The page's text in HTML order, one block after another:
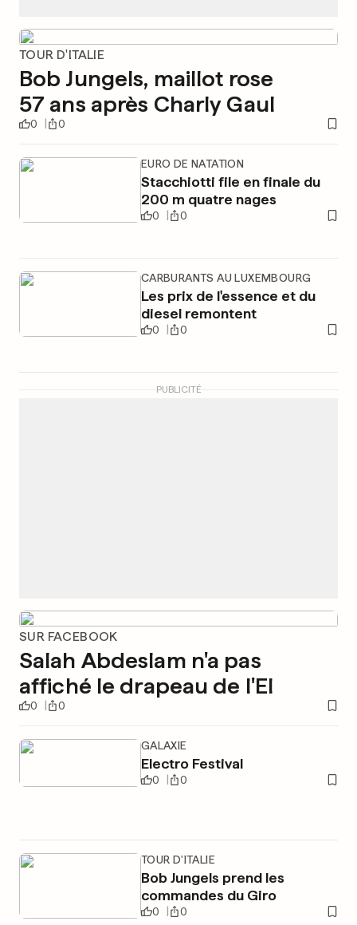
TOUR D'ITALIE
Bob Jungels, maillot rose
57 ans après Charly Gaul
0 0
EURO DE NATATION
Stacchiotti file en finale du
200 m quatre nages
0 0
CARBURANTS AU LUXEMBOURG
Les prix de l'essence et du
diesel remontent
0 0
PUBLICITÉ
SUR FACEBOOK
Salah Abdeslam n'a pas
affiché le drapeau de l'EI
0 0
GALAXIE
Electro Festival
0 0
TOUR D'ITALIE
Bob Jungels prend les
commandes du Giro
0 0